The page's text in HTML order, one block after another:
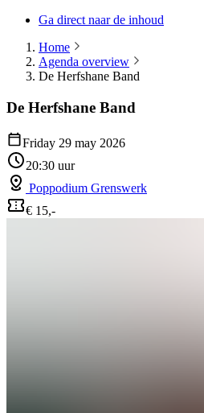
Ga direct naar de inhoud
Home
Agenda overview
De Herfshane Band
De Herfshane Band
Friday 29 may 2026
20:30 uur
Poppodium Grenswerk
€ 15,-